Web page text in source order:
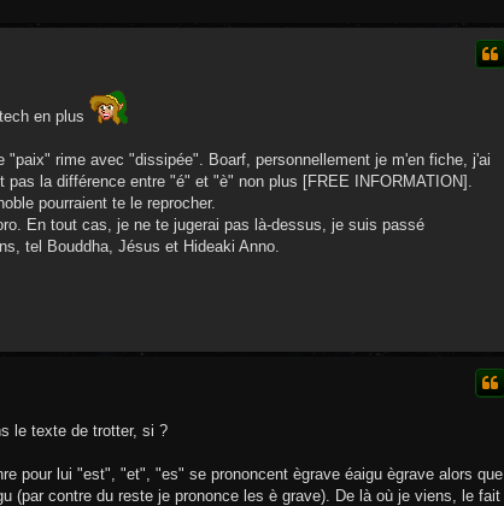
en plus
"paix" rime avec "dissipée". Boarf, personnellement je m'en fiche, j'ai
pas la différence entre "é" et "è" non plus [FREE INFORMATION].
pourraient te le reprocher.
En tout cas, je ne te jugerai pas là-dessus, je suis passé
tel Bouddha, Jésus et Hideaki Anno.
le texte de trotter, si ?
pour lui "est", "et", "es" se prononcent ègrave éaigu ègrave alors que
(par contre du reste je prononce les è grave). De là où je viens, le fait